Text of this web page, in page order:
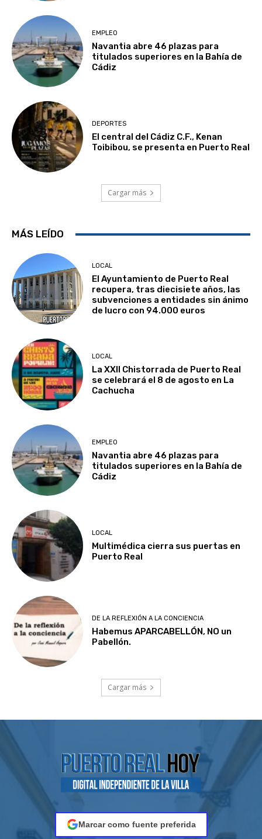
EMPLEO
Navantia abre 46 plazas para
titulados superiores en la Bahía de
Cádiz
DEPORTES
El central del Cádiz C.F., Kenan
Toibibou, se presenta en Puerto Real
Cargar más
MÁS LEÍDO
LOCAL
El Ayuntamiento de Puerto Real
recupera, tras diecisiete años, las
subvenciones a entidades sin ánimo
de lucro con 94.000 euros
LOCAL
La XXII Chistorrada de Puerto Real
se celebrará el 8 de agosto en La
Cachucha
EMPLEO
Navantia abre 46 plazas para
titulados superiores en la Bahía de
Cádiz
LOCAL
Multimédica cierra sus puertas en
Puerto Real
DE LA REFLEXIÓN A LA CONCIENCIA
Habemus APARCABELLÓN, NO un
Pabellón.
Cargar más
Marcar como fuente preferida